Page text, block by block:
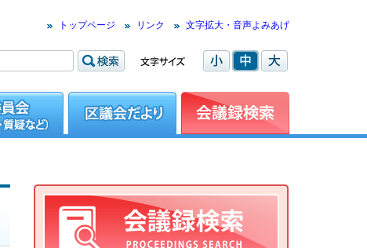
トップページ リンク 文字拡大・音声よみあげ